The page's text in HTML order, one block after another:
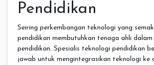
Pendidikan
Seiring perkembangan teknologi yang
pendidikan membutuhkan tenaga ahli
pendidikan. Spesialis teknologi pendidikan
jawab untuk mengintegrasikan teknologi ke